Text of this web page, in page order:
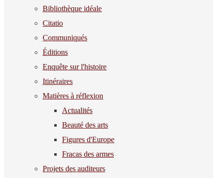
Bibliothèque idéale
Citatio
Communiqués
Éditions
Enquête sur l'histoire
Itinéraires
Matières à réflexion
Actualités
Beauté des arts
Figures d'Europe
Fracas des armes
Projets des auditeurs